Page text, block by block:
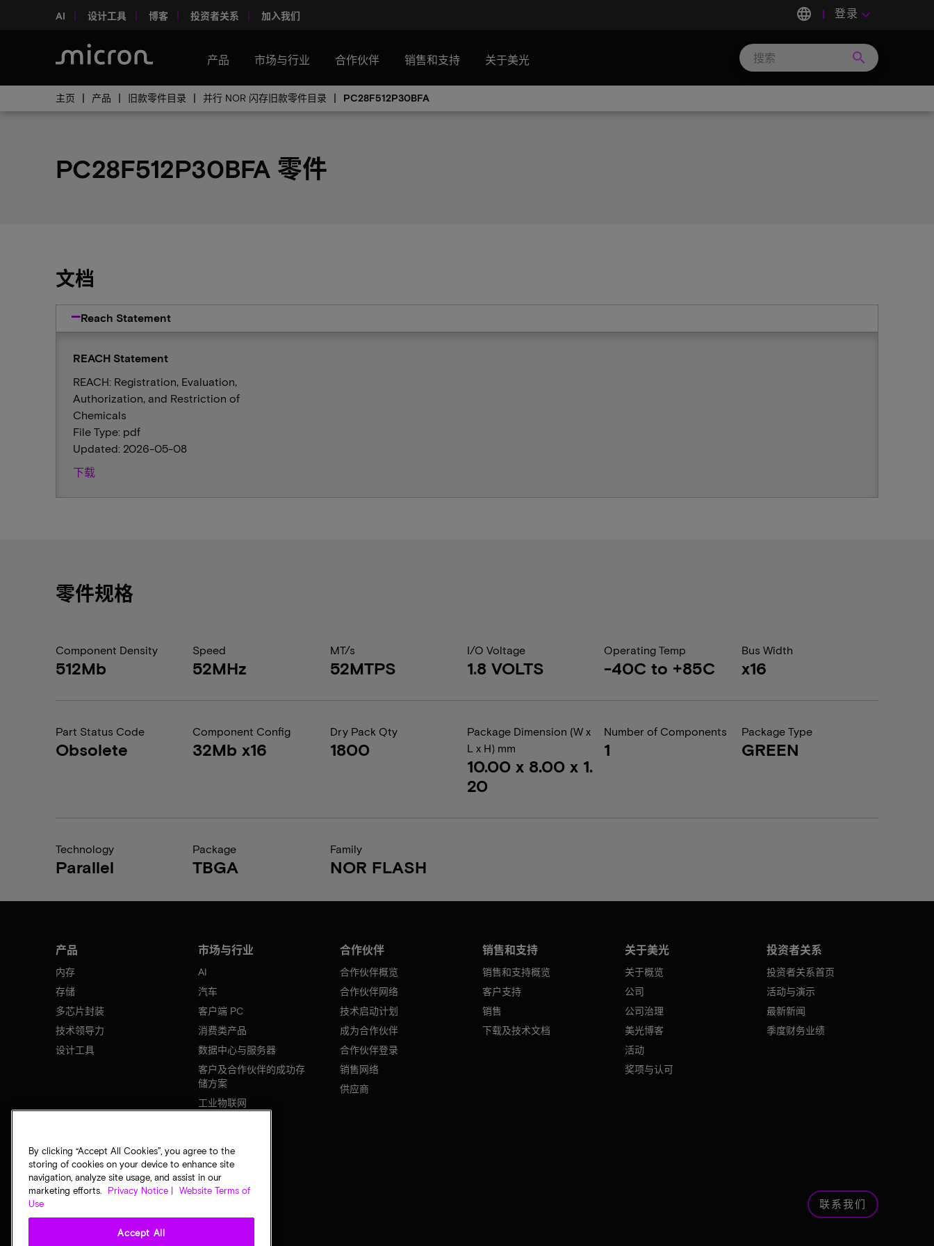
AI 设计工具 博客 投资者关系 加入我们 language 登录 keyboard_arrow_down
产品 市场与行业 合作伙伴 销售和支持 关于美光 search
主页 产品 旧款零件目录 并行 NOR 闪存旧款零件目录 PC28F512P30BFA
PC28F512P30BFA 零件
文档
Reach Statement
REACH Statement
REACH: Registration, Evaluation,
Authorization, and Restriction of
Chemicals
File Type: pdf
Updated: 2026-05-08
下载
零件规格
Component Density
512Mb
Speed
52MHz
MT/s
52MTPS
I/O Voltage
1.8 VOLTS
Operating Temp
-40C to +85C
Bus Width
x16
Part Status Code
Obsolete
Component Config
32Mb x16
Dry Pack Qty
1800
Package Dimension (W x
L x H) mm
10.00 x 8.00 x 1.
20
Number of Components
1
Package Type
GREEN
Technology
Parallel
Package
TBGA
Family
NOR FLASH
产品
内存
存储
多芯片封装
技术领导力
设计工具
市场与行业
AI
汽车
客户端 PC
消费类产品
数据中心与服务器
客户及合作伙伴的成功存
储方案
工业物联网
合作伙伴
合作伙伴概览
合作伙伴网络
技术启动计划
成为合作伙伴
合作伙伴登录
销售网络
供应商
销售和支持
销售和支持概览
客户支持
销售
下载及技术文档
关于美光
关于概览
公司
公司治理
美光博客
活动
奖项与认可
投资者关系
投资者关系首页
活动与演示
最新新闻
季度财务业绩
联系我们
By clicking “Accept All Cookies”, you agree to the
storing of cookies on your device to enhance site
navigation, analyze site usage, and assist in our
marketing efforts.
Privacy Notice |
Website Terms of
Use
Accept All